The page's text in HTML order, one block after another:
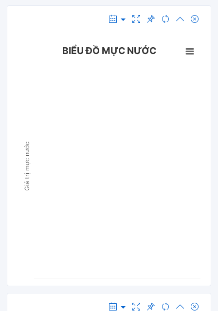
Giá trị mực nước
BIỂU ĐỒ MỰC NƯỚC